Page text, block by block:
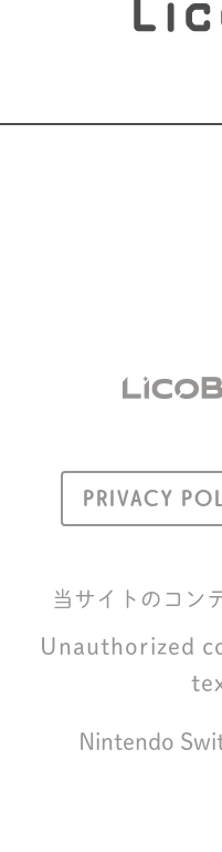
PRIVACY
当サイトのコン
Unauthorized
Nintendo